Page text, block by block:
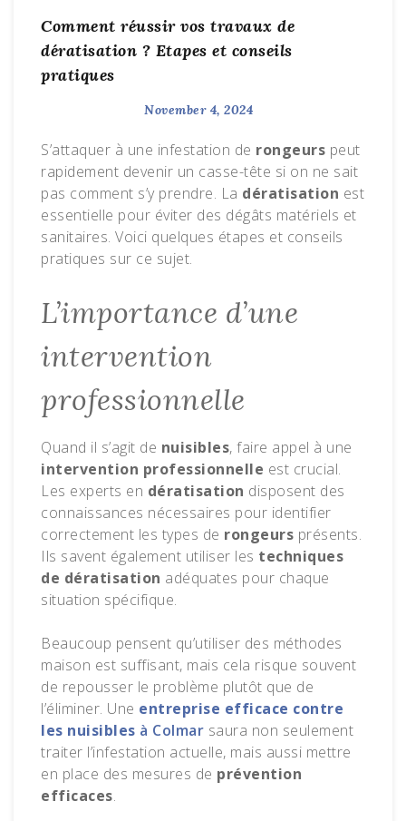
Comment réussir vos travaux de
dératisation ? Etapes et conseils
pratiques
November 4, 2024
S’attaquer à une infestation de rongeurs peut
rapidement devenir un casse-tête si on ne sait
pas comment s’y prendre. La dératisation est
essentielle pour éviter des dégâts matériels et
sanitaires. Voici quelques étapes et conseils
pratiques sur ce sujet.
L’importance d’une
intervention
professionnelle
Quand il s’agit de nuisibles, faire appel à une
intervention professionnelle est crucial.
Les experts en dératisation disposent des
connaissances nécessaires pour identifier
correctement les types de rongeurs présents.
Ils savent également utiliser les techniques
de dératisation adéquates pour chaque
situation spécifique.
Beaucoup pensent qu’utiliser des méthodes
maison est suffisant, mais cela risque souvent
de repousser le problème plutôt que de
l’éliminer. Une entreprise efficace contre
les nuisibles à Colmar saura non seulement
traiter l’infestation actuelle, mais aussi mettre
en place des mesures de prévention
efficaces.